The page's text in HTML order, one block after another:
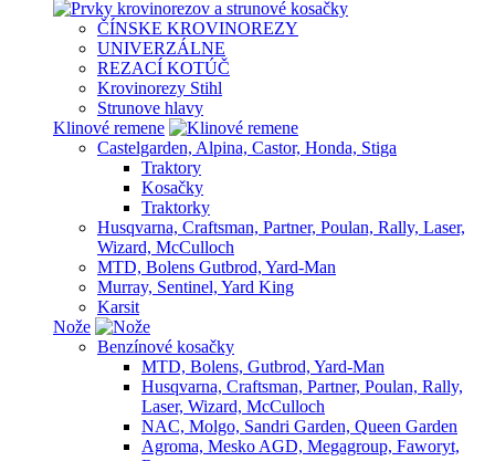
ČÍNSKE KROVINOREZY
UNIVERZÁLNE
REZACÍ KOTÚČ
Krovinorezy Stihl
Strunove hlavy
Klinové remene
Castelgarden, Alpina, Castor, Honda, Stiga
Traktory
Kosačky
Traktorky
Husqvarna, Craftsman, Partner, Poulan, Rally, Laser,
Wizard, McCulloch
MTD, Bolens Gutbrod, Yard-Man
Murray, Sentinel, Yard King
Karsit
Nože
Benzínové kosačky
MTD, Bolens, Gutbrod, Yard-Man
Husqvarna, Craftsman, Partner, Poulan, Rally,
Laser, Wizard, McCulloch
NAC, Molgo, Sandri Garden, Queen Garden
Agroma, Mesko AGD, Megagroup, Faworyt,